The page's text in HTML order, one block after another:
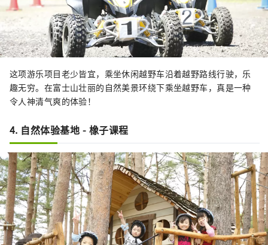
这项游乐项目老少皆宜，乘坐休闲越野车沿着越野路线行驶，乐
趣无穷。在富士山壮丽的自然美景环绕下乘坐越野车，真是一种
令人神清气爽的体验！
4. 自然体验基地 - 橡子课程